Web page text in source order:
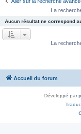
La
Aucun résultat ne correspond
La
Accueil du forum
Développé par